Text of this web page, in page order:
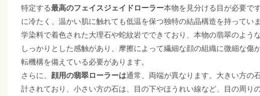
特定する最高のフェイスジェイドローラー本物を見分ける目が必要で
に冷たく、温かい肌に触れても低温を保つ独特の結晶構造を持って
学染料で着色された大理石や蛇紋岩でできており、本物の翡翠のよ
しっかりとした感触があり、摩擦によって繊細な顔の組織に微細な
転機構を備えている必要があります。
さらに、 顔用の翡翠ローラーは通常、両端が異なります。大きい方の
計されており、小さい方の石は、目の下やほうれい線など、目の周